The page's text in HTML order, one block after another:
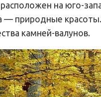
на юго-
— природные
камней-валунов.